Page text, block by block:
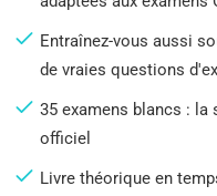
Entraînez-vous aussi
de vraies questions
35 examens blancs :
officiel
Livre théorique en